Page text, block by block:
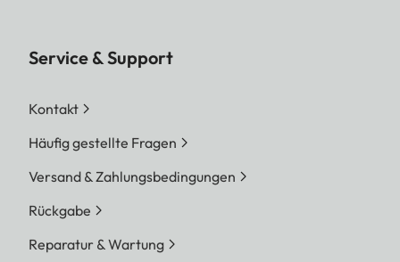
Service & Support
Kontakt
Häufig gestellte Fragen
Versand & Zahlungsbedingungen
Rückgabe
Reparatur & Wartung